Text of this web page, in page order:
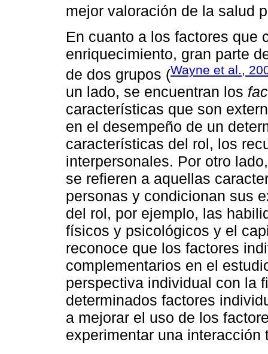
mejor valoración de la salud
En cuanto a los factores que
enriquecimiento, gran parte
de dos grupos (Wayne et al.,
un lado, se encuentran los
características que son
en el desempeño de un
características del rol, los
interpersonales. Por otro
se refieren a aquellas
personas y condicionan sus
del rol, por ejemplo, las
físicos y psicológicos y el
reconoce que los factores
complementarios en el
perspectiva individual con la
determinados factores
a mejorar el uso de los
experimentar una